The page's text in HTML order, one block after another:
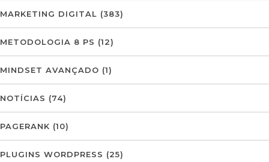
MARKETING DIGITAL (383)
METODOLOGIA 8 PS (12)
MINDSET AVANÇADO (1)
NOTÍCIAS (74)
PAGERANK (10)
PLUGINS WORDPRESS (25)